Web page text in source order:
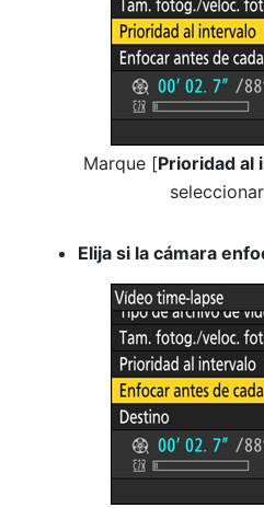
Marque [Prioridad al
Elija si la cámara